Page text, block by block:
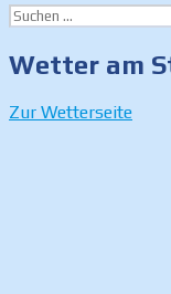
Suchen
nach:
Wetter am
Zur Wetterseite